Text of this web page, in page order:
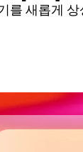
를 새롭게